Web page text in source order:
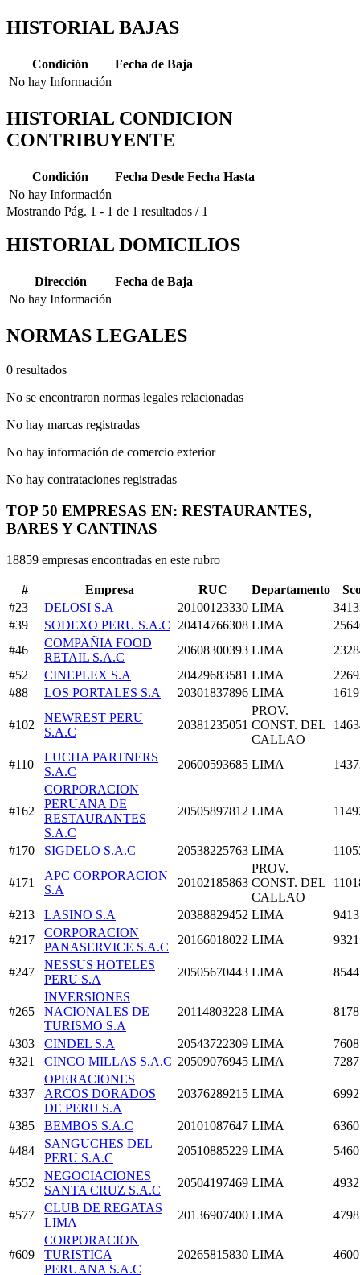
HISTORIAL BAJAS
Condición
Fecha de Baja
No hay Información
HISTORIAL CONDICION
CONTRIBUYENTE
Condición Fecha Desde Fecha Hasta
No hay Información
Mostrando Pág. 1 - 1 de 1 resultados / 1
HISTORIAL DOMICILIOS
Dirección
Fecha de Baja
No hay Información
NORMAS LEGALES
0 resultados
No se encontraron normas legales relacionadas
No hay marcas registradas
No hay información de comercio exterior
No hay contrataciones registradas
TOP 50 EMPRESAS EN: RESTAURANTES,
BARES Y CANTINAS
18859 empresas encontradas en este rubro
# Empresa RUC Departamento
#23
DELOSI S.A 20100123330 LIMA
#39
SODEXO PERU S.A.C 20414766308 LIMA
#46
COMPAÑIA FOOD
RETAIL S.A.C
20608300393 LIMA
#52
CINEPLEX S.A 20429683581 LIMA
#88
LOS PORTALES S.A 20301837896 LIMA
#102
NEWREST PERU
S.A.C
20381235051
PROV.
CONST. DEL
CALLAO
#110
LUCHA PARTNERS
S.A.C
20600593685 LIMA
#162
CORPORACION
PERUANA DE
RESTAURANTES
S.A.C
20505897812 LIMA
#170 SIGDELO S.A.C 20538225763 LIMA
#171
APC CORPORACION
S.A
20102185863
PROV.
CONST. DEL
CALLAO
#213 LASINO S.A 20388829452 LIMA
#217
CORPORACION
PANASERVICE S.A.C
20166018022 LIMA
#247
NESSUS HOTELES
PERU S.A
20505670443 LIMA
#265
INVERSIONES
NACIONALES DE
TURISMO S.A
20114803228 LIMA
#303 CINDEL S.A 20543722309 LIMA
#321
CINCO MILLAS S.A.C 20509076945 LIMA
#337
OPERACIONES
ARCOS DORADOS
DE PERU S.A
20376289215 LIMA
#385 BEMBOS S.A.C 20101087647 LIMA
#484
SANGUCHES DEL
PERU S.A.C
20510885229 LIMA
#552
NEGOCIACIONES
SANTA CRUZ S.A.C
20504197469 LIMA
#577
CLUB DE REGATAS
LIMA
20136907400 LIMA
#609
CORPORACION
TURISTICA
PERUANA S.A.C
20265815830 LIMA